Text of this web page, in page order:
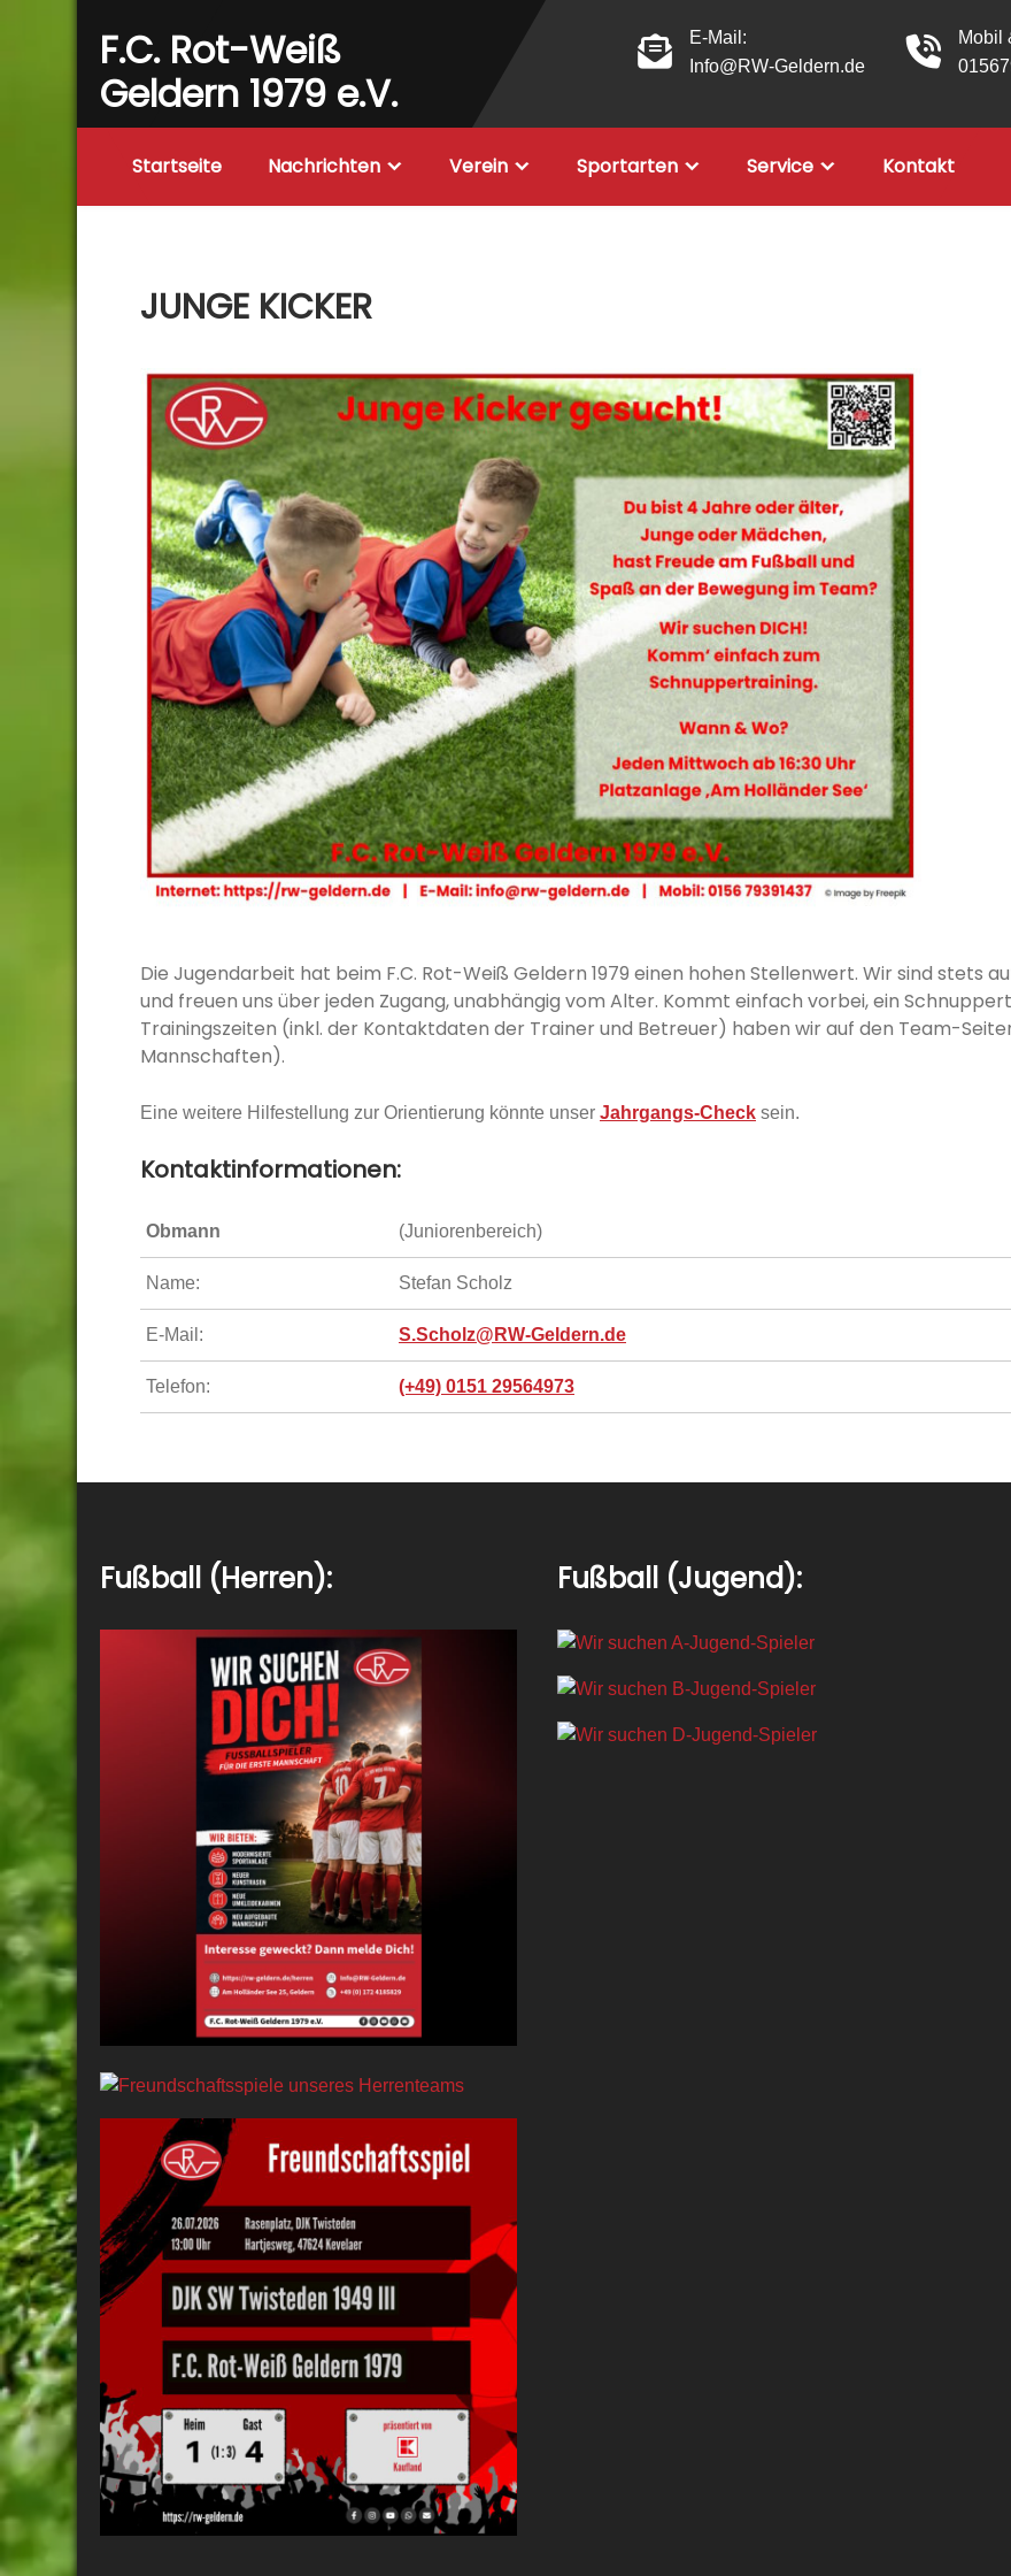
F.C. Rot-Weiß
Geldern 1979 e.V.
E-Mail:
Info@RW-Geldern.de
Mobil
Startseite Nachrichten Verein Sportarten Service Kontakt
JUNGE KICKER
Die Jugendarbeit hat beim F.C. Rot-Weiß Geldern 1979 einen hohen Stellenwert. Wir sind stets
und freuen uns über jeden Zugang, unabhängig vom Alter. Kommt einfach vorbei, ein
Trainingszeiten (inkl. der Kontaktdaten der Trainer und Betreuer) haben wir auf den Team-
Mannschaften).
Eine weitere Hilfestellung zur Orientierung könnte unser Jahrgangs-Check sein.
Kontaktinformationen:
Obmann (Juniorenbereich)
Name: Stefan Scholz
E-Mail: S.Scholz@RW-Geldern.de
Telefon: (+49) 0151 29564973
Fußball (Herren): Fußball (Jugend):